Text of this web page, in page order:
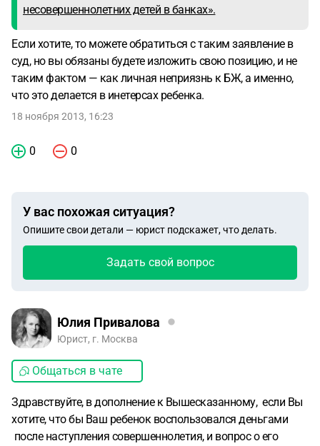
несовершеннолетних детей в банках».
Если хотите, то можете обратиться с таким заявление в
суд, но вы обязаны будете изложить свою позицию, и не
таким фактом — как личная неприязнь к БЖ, а именно,
что это делается в инетерсах ребенка.
18 ноября 2013, 16:23
0 0
У вас похожая ситуация?
Опишите свои детали — юрист подскажет, что делать.
Задать свой вопрос
Юлия Привалова
Юрист, г. Москва
Общаться в чате
Здравствуйте, в дополнение к Вышесказанному, если Вы
хотите, что бы Ваш ребенок воспользовался деньгами
после наступления совершеннолетия, и вопрос о его